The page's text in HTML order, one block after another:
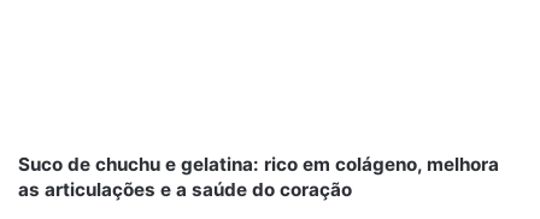
Suco de chuchu e gelatina: rico em colágeno, melhora
as articulações e a saúde do coração